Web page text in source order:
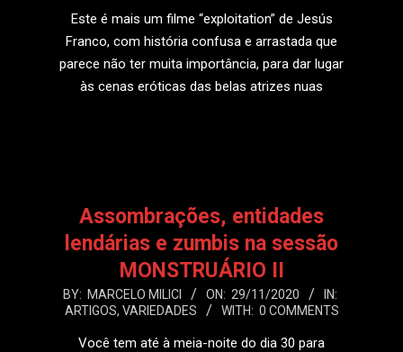
Este é mais um filme “exploitation” de Jesús
Franco, com história confusa e arrastada que
parece não ter muita importância, para dar lugar
às cenas eróticas das belas atrizes nuas
Assombrações, entidades
lendárias e zumbis na sessão
MONSTRUÁRIO II
2020-
11-
BY: MARCELO MILICI ON: 29/11/2020
IN:
ARTIGOS, VARIEDADES WITH: 0 COMMENTS
Você tem até à meia-noite do dia 30 para